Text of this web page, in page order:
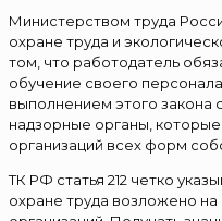
Министерством труда
охране труда и
том, что работодатель
обучение своего
выполнением этого закона
надзорные органы,
организаций всех форм
ТК РФ статья 212 четко
охране труда возложено